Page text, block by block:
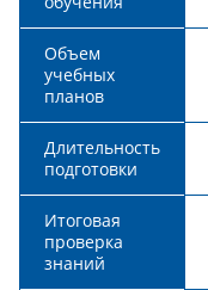
Объем
учебных
планов
Длительность
подготовки
Итоговая
проверка
знаний